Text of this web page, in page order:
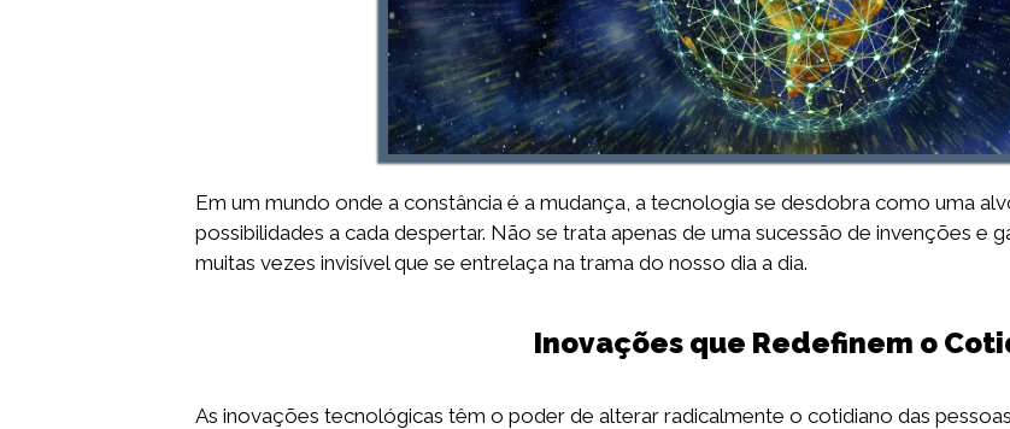
Em um mundo onde a constância é a mudança, a tecnologia se desdobra como uma
possibilidades a cada despertar. Não se trata apenas de uma sucessão de invenções e
muitas vezes invisível que se entrelaça na trama do nosso dia a dia.
Inovações que Redefinem o
As inovações tecnológicas têm o poder de alterar radicalmente o cotidiano das